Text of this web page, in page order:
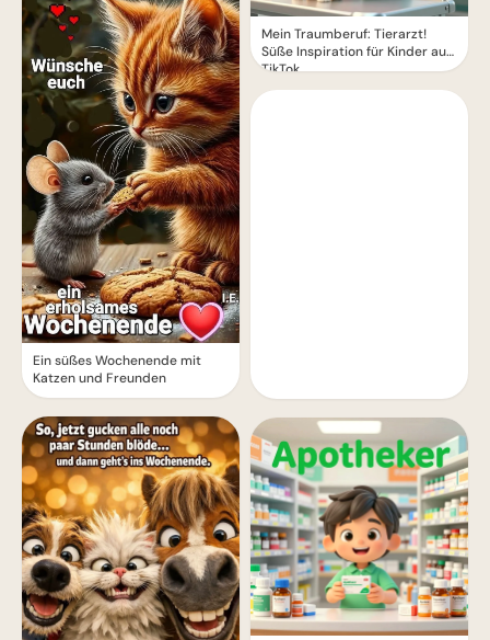
Ein süßes Wochenende mit
Katzen und Freunden
Mein Traumberuf: Tierarzt!
Süße Inspiration für Kinder auf
TikTok.